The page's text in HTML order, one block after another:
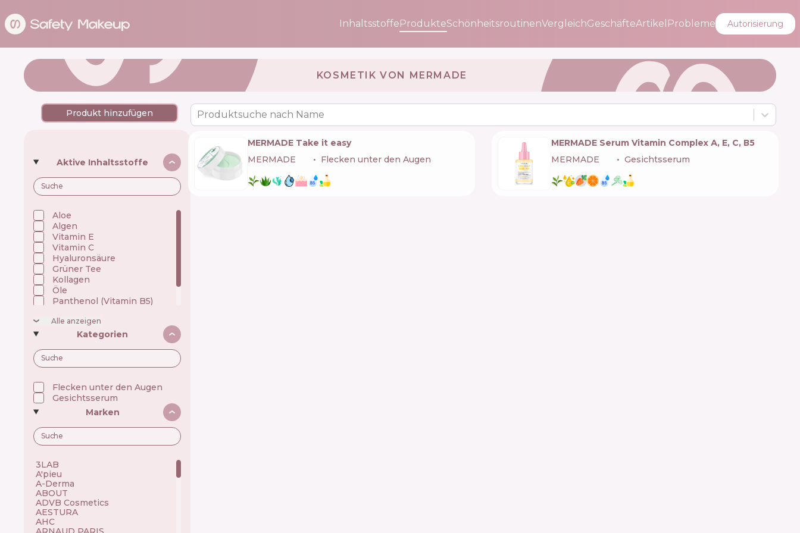
InhaltsstoffeProdukteSchönheitsroutinenVergleichGeschäfteArtikel Probleme Autorisierung
KOSMETIK VON MERMADE 🇺🇦
Produkt hinzufügen
Aktive Inhaltsstoffe
Aloe
Algen
Vitamin E
Vitamin C
Hyaluronsäure
Grüner Tee
Kollagen
Öle
Panthenol (Vitamin B5)
Indischer wassernabel
Alle anzeigen
Kategorien
Flecken unter den Augen
Gesichtsserum
Marken
3LAB 🇺🇸
A'pieu 🇰🇷
A-Derma 🇫🇷
ABOUT 🇺🇦
ADVB Cosmetics 🇹🇷
AESTURA 🇰🇷
AHC 🇰🇷
Produktsuche nach Name
MERMADE Take it easy
MERMADE
Flecken unter den Augen
MERMADE Serum Vitamin Complex А, Е, С, В5
MERMADE
Gesichtsserum